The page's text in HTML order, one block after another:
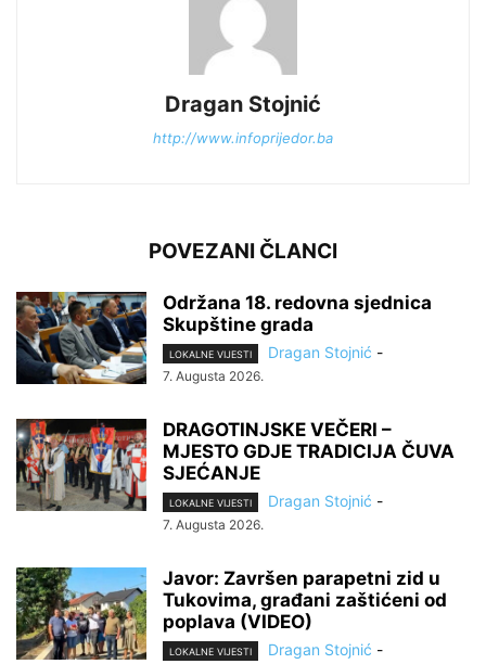
Dragan Stojnić
http://www.infoprijedor.ba
POVEZANI ČLANCI
Održana 18. redovna sjednica
Skupštine grada
LOKALNE VIJESTI Dragan Stojnić -
7. Augusta 2026.
DRAGOTINJSKE VEČERI –
MJESTO GDJE TRADICIJA ČUVA
SJEĆANJE
LOKALNE VIJESTI Dragan Stojnić -
7. Augusta 2026.
Javor: Završen parapetni zid u
Tukovima, građani zaštićeni od
poplava (VIDEO)
LOKALNE VIJESTI Dragan Stojnić -